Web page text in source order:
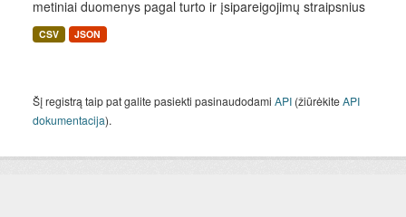
metiniai duomenys pagal turto ir įsipareigojimų straipsnius
CSV JSON
Šį registrą taip pat galite pasiekti pasinaudodami API (žiūrėkiteAPI
dokumentacija).